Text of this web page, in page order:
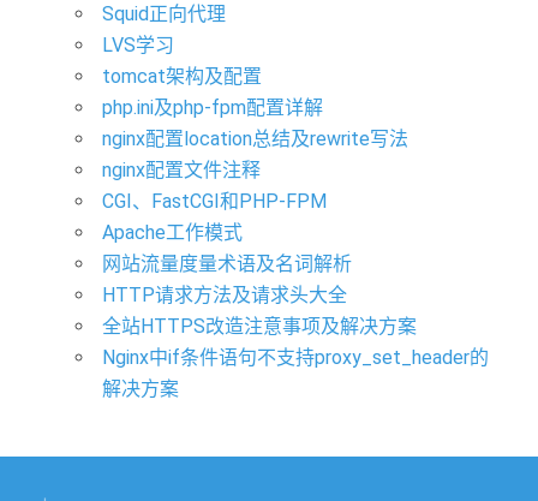
Squid正向代理
LVS学习
tomcat架构及配置
php.ini及php-fpm配置详解
nginx配置location总结及rewrite写法
nginx配置文件注释
CGI、FastCGI和PHP-FPM
Apache工作模式
网站流量度量术语及名词解析
HTTP请求方法及请求头大全
全站HTTPS改造注意事项及解决方案
Nginx中if条件语句不支持proxy_set_header的
解决方案